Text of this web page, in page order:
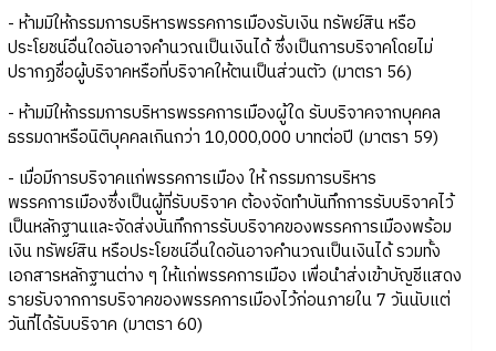
- ห้ามมิให้กรรมการบริหารพรรคการเมืองรับเงิน ทรัพย์สิน หรือ
ประโยชน์อื่นใดอันอาจคำนวณเป็นเงินได้ ซึ่งเป็นการบริจาคโดยไม่
ปรากฏชื่อผู้บริจาคหรือที่บริจาคให้ตนเป็นส่วนตัว (มาตรา 56)
- ห้ามมิให้กรรมการบริหารพรรคการเมืองผู้ใด รับบริจาคจากบุคคล
ธรรมดาหรือนิติบุคคลเกินกว่า 10,000,000 บาทต่อปี (มาตรา 59)
- เมื่อมีการบริจาคแก่พรรคการเมือง ให้ กรรมการบริหาร
พรรคการเมืองซึ่งเป็นผู้ที่รับบริจาค ต้องจัดทำบันทึกการรับบริจาคไว้
เป็นหลักฐานและจัดส่งบันทึกการรับบริจาคของพรรคการเมืองพร้อม
เงิน ทรัพย์สิน หรือประโยชน์อื่นใดอันอาจคำนวณเป็นเงินได้ รวมทั้ง
เอกสารหลักฐานต่าง ๆ ให้แก่พรรคการเมือง เพื่อนำส่งเข้าบัญชีแสดง
รายรับจากการบริจาคของพรรคการเมืองไว้ก่อนภายใน 7 วันนับแต่
วันที่ได้รับบริจาค (มาตรา 60)